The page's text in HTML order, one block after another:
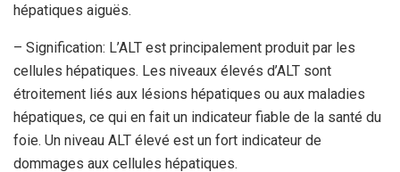
hépatiques aiguës.
– Signification: L’ALT est principalement produit par les
cellules hépatiques. Les niveaux élevés d’ALT sont
étroitement liés aux lésions hépatiques ou aux maladies
hépatiques, ce qui en fait un indicateur fiable de la santé du
foie. Un niveau ALT élevé est un fort indicateur de
dommages aux cellules hépatiques.